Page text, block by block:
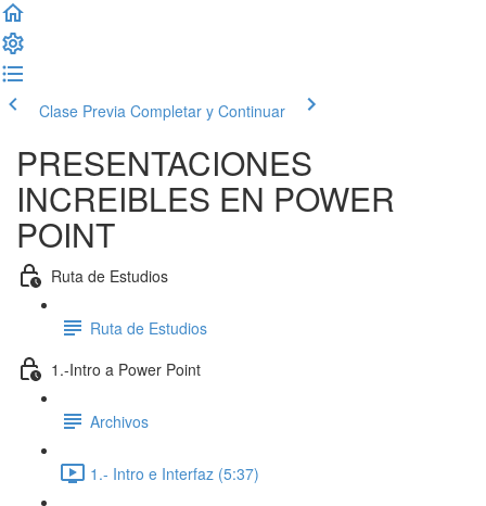
Clase Previa Completar y Continuar
PRESENTACIONES
INCREIBLES EN POWER
POINT
Ruta de Estudios
Ruta de Estudios
1.-Intro a Power Point
Archivos
1.- Intro e Interfaz (5:37)